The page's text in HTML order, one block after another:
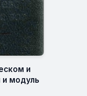
и
и модуль